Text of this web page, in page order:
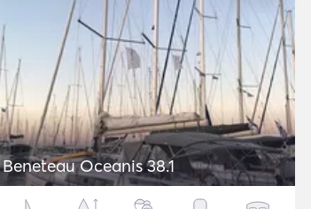
Beneteau Oceanis 38.1